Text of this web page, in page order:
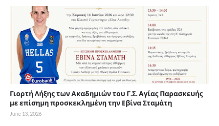
Γιορτή Λήξης των Ακαδημιών του Γ.Σ. Αγίας Παρασκευής
με επίσημη προσκεκλημένη την Εβίνα Σταμάτη
June 13, 2026